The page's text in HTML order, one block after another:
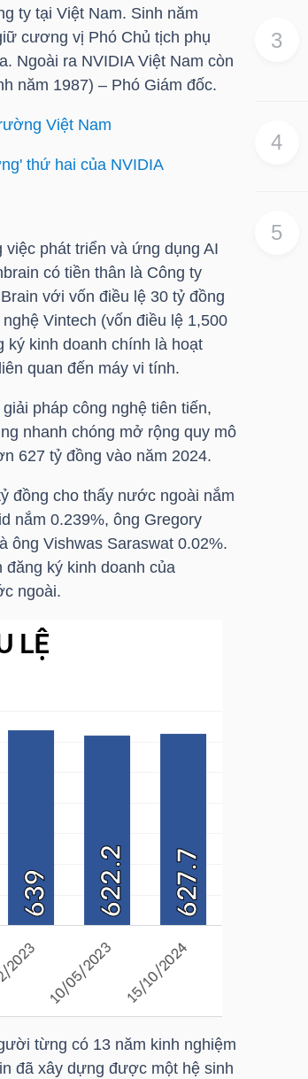
ty tại Việt Nam. Sinh năm
cương vị Phó Chủ tịch phụ
Ngoài ra NVIDIA Việt Nam còn
năm 1987) – Phó Giám đốc.
Việt Nam
thứ hai của NVIDIA
phát triển và ứng dụng AI
có tiền thân là Công ty
với vốn điều lệ 30 tỷ đồng
Vintech (vốn điều lệ 1,500
ký kinh doanh chính là hoạt
quan đến máy vi tính.
pháp công nghệ tiên tiến,
nhanh chóng mở rộng quy mô
627 tỷ đồng vào năm 2024.
đồng cho thấy nước ngoài nắm
nắm 0.239%, ông Gregory
ông Vishwas Saraswat 0.02%.
đăng ký kinh doanh của
ngoài.
từng có 13 năm kinh nghiệm
đã xây dựng được một hệ sinh
3
4
5